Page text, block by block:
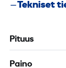
Tekniset
Pituus
Paino